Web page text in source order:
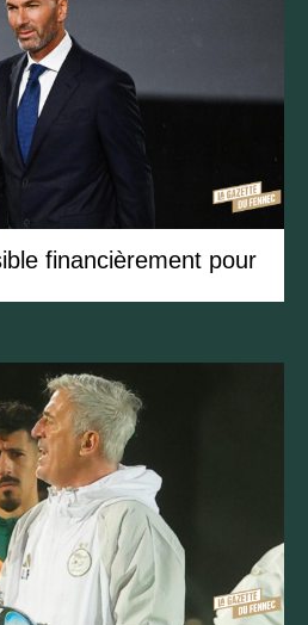
financièrement pour